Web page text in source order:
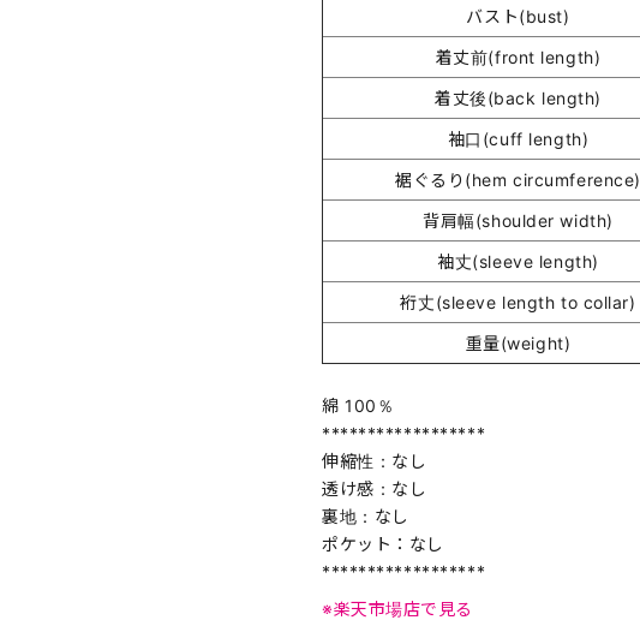
バスト(bust)
着丈前(front length)
着丈後(back length)
袖口(cuff length)
裾ぐるり(hem circumference)
背肩幅(shoulder width)
袖丈(sleeve length)
裄丈(sleeve length to collar)
重量(weight)
綿 100％
******************
伸縮性：なし
透け感：なし
裏地：なし
ポケット：なし
******************
※楽天市場店で見る